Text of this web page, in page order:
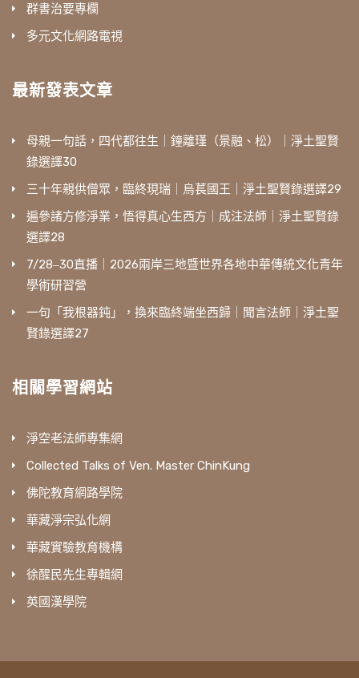
群書治要專欄
多元文化網路電視
最新發表文章
母親一句話，四代都往生｜鐘離瑾（景融、松）｜淨土聖賢
錄選譯30
三十年親供僧眾，臨終現瑞｜烏萇國王｜淨土聖賢錄選譯29
遍參諸方修淨業，悟得真心生西方｜成注法師｜淨土聖賢錄
選譯28
7/28‒30直播｜2026兩岸三地暨世界各地中華傳統文化青年
學術研習營
一句「我根器鈍」，換來臨終端坐西歸｜聞言法師｜淨土聖
賢錄選譯27
相關學習網站
淨空老法師專集網
Collected Talks of Ven. Master ChinKung
佛陀教育網路學院
華藏淨宗弘化網
華藏實驗教育機構
徐醒民先生專輯網
英國漢學院